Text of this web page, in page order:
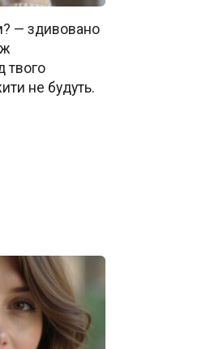
— здивовано
твого
не будуть.